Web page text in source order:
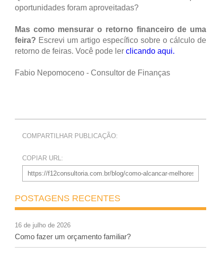
oportunidades foram aproveitadas?
Mas como mensurar o retorno financeiro de uma
feira? Escrevi um artigo específico sobre o cálculo de
retorno de feiras. Você pode ler clicando aqui.
Fabio Nepomoceno - Consultor de Finanças
COMPARTILHAR PUBLICAÇÃO:
COPIAR URL:
POSTAGENS RECENTES
16 de julho de 2026
Como fazer um orçamento familiar?